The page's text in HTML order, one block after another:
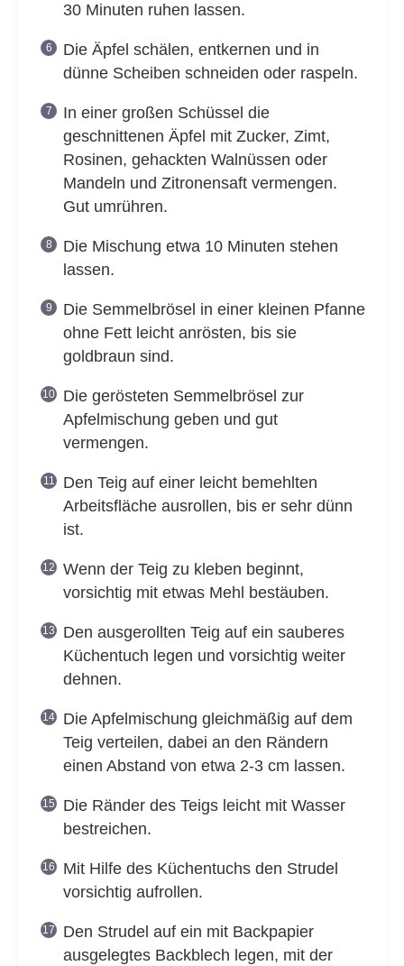
30 Minuten ruhen lassen.
Die Äpfel schälen, entkernen und in
dünne Scheiben schneiden oder raspeln.
In einer großen Schüssel die
geschnittenen Äpfel mit Zucker, Zimt,
Rosinen, gehackten Walnüssen oder
Mandeln und Zitronensaft vermengen.
Gut umrühren.
Die Mischung etwa 10 Minuten stehen
lassen.
Die Semmelbrösel in einer kleinen Pfanne
ohne Fett leicht anrösten, bis sie
goldbraun sind.
Die gerösteten Semmelbrösel zur
Apfelmischung geben und gut
vermengen.
Den Teig auf einer leicht bemehlten
Arbeitsfläche ausrollen, bis er sehr dünn
ist.
Wenn der Teig zu kleben beginnt,
vorsichtig mit etwas Mehl bestäuben.
Den ausgerollten Teig auf ein sauberes
Küchentuch legen und vorsichtig weiter
dehnen.
Die Apfelmischung gleichmäßig auf dem
Teig verteilen, dabei an den Rändern
einen Abstand von etwa 2-3 cm lassen.
Die Ränder des Teigs leicht mit Wasser
bestreichen.
Mit Hilfe des Küchentuchs den Strudel
vorsichtig aufrollen.
Den Strudel auf ein mit Backpapier
ausgelegtes Backblech legen, mit der